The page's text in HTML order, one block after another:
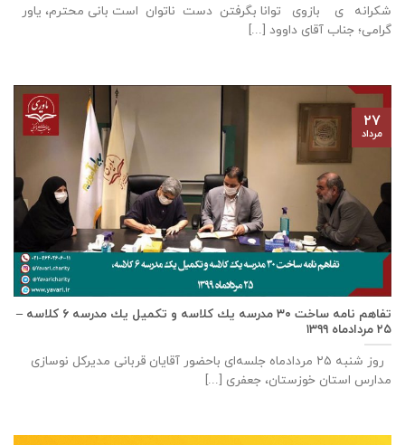
شکرانه ی بازوی توانا بگرفتن دست ناتوان است بانی محترم، یاور
گرامی؛ جناب آقای داوود [...]
تفاهم نامه ساخت ٣٠ مدرسه يك كلاسه و تكميل يك مدرسه ٦ كلاسه –
۲۵ مردادماه ۱۳۹۹
روز شنبه ۲۵ مردادماه جلسه‌ای باحضور آقايان قربانی مديركل نوسازی
مدارس استان خوزستان، جعفری [...]
۲۷
مرداد